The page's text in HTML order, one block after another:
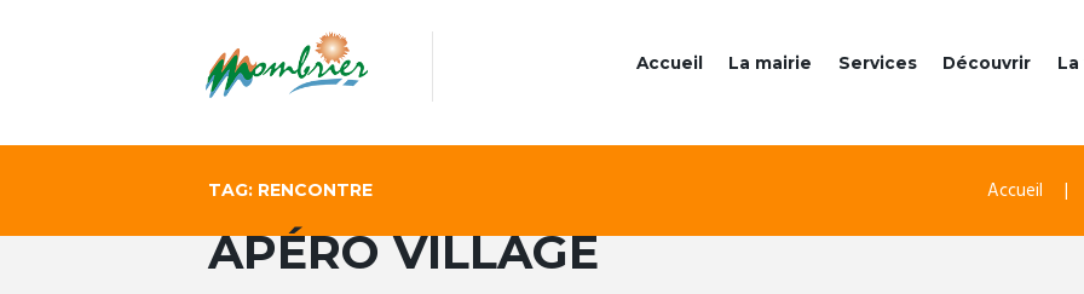
Accueil La mairie Services Découvrir La
TAG: RENCONTRE Accueil
APÉRO VILLAGE